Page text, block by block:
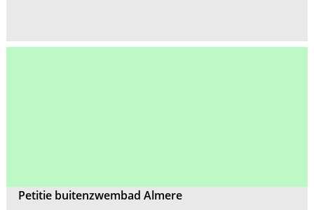
Petitie buitenzwembad Almere